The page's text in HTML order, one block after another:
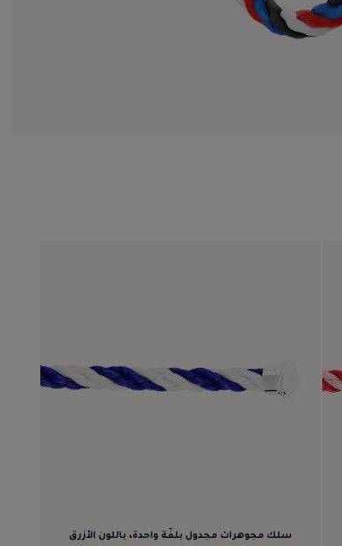
سلك مجوهرات مجدول بلفّة واحدة، باللون الأزرق